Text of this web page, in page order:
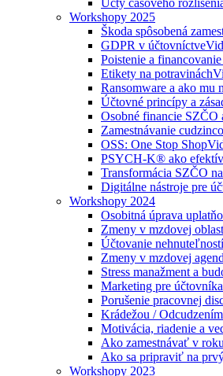
Workshopy 2025
Škoda spôsobená
GDPR v účtovníctve
Poistenie a
Etikety na potravinách
Ransomware a ako mu
Účtovné princípy a
Osobné financie SZČO
Zamestnávanie
OSS: One Stop Shop
PSYCH-K® ako
Transformácia SZČO
Digitálne nástroje pre
Workshopy 2024
Osobitná úprava
Zmeny v mzdovej
Účtovanie
Zmeny v mzdovej
Stress manažment a
Marketing pre účtovníka
Porušenie pracovnej
Krádežou /
Motivácia, riadenie a
Ako zamestnávať v
Ako sa pripraviť na
Workshopy 2023